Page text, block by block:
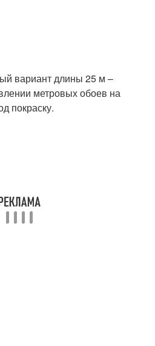
вариант длины 25 м –
метровых обоев на
покраску.